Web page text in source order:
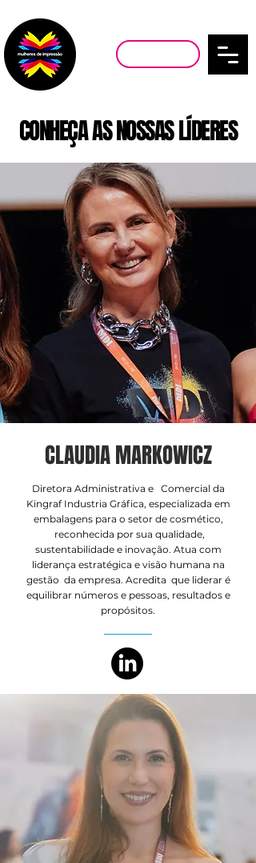
CONHEÇA AS NOSSAS LÍDERES
CLAUDIA MARKOWICZ
Diretora Administrativa e Comercial da
Kingraf Industria Gráfica, especializada em
embalagens para o setor de cosmético,
reconhecida por sua qualidade,
sustentabilidade e inovação. Atua com
liderança estratégica e visão humana na
gestão da empresa. Acredita que liderar é
equilibrar números e pessoas, resultados e
propósitos.